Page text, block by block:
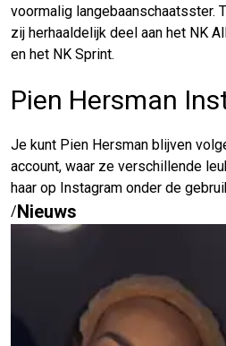
voormalig langebaanschaatsster.
zij herhaaldelijk deel aan het NK
en het NK Sprint.
Pien Hersman
Je kunt Pien Hersman blijven
account, waar ze verschillende
haar op Instagram onder de
/Nieuws